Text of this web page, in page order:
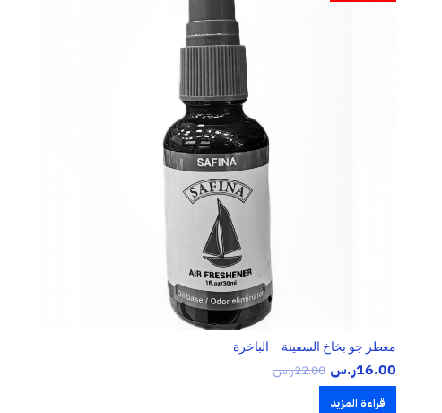
معطر جو بخاخ السفينة – الباخرة
16.00ر.س 22.00ر.س
قراءة المزيد